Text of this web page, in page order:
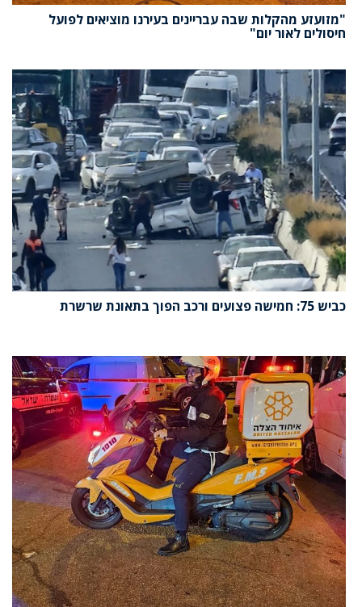
"מזועזע מהקלות שבה עבריינים בעירנו מוציאים לפועל
חיסולים לאור יום"
כביש 75: חמישה פצועים ורכב הפוך בתאונת שרשרת